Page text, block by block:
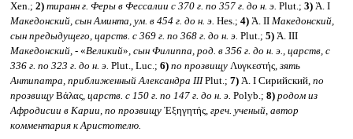
Xen.; 2) тиранн г. Феры в Фессалии с 370 г. по 357 г. до н. э. Plut.; 3)Ἀ. I
Македонский, сын Аминта, ум. в 454 г. до н. э. Hes.; 4)Ἀ. II Македонский,
сын предыдущего, царств. с 369 г. по 368 г. до н. э. Plut.; 5)Ἀ. III
Македонский, -«Великий», сын Филиппа, род. в 356 г. до н. э., царств, с
336 г. по 323 г. до н. э. Plut., Luc.; 6) по прозвищуΛυγκεστής, зять
Антипатра, приближенный Александра IIIPlut.; 7)Ἀ. I Сирийский, по
прозвищуΒάλας, царств. с 150 г. по 147 г. до н. э. Polyb.; 8) родом из
Афродисии в Карии, по прозвищуἘξηγητής, греч. ученый, автор
комментария к Аристотелю.